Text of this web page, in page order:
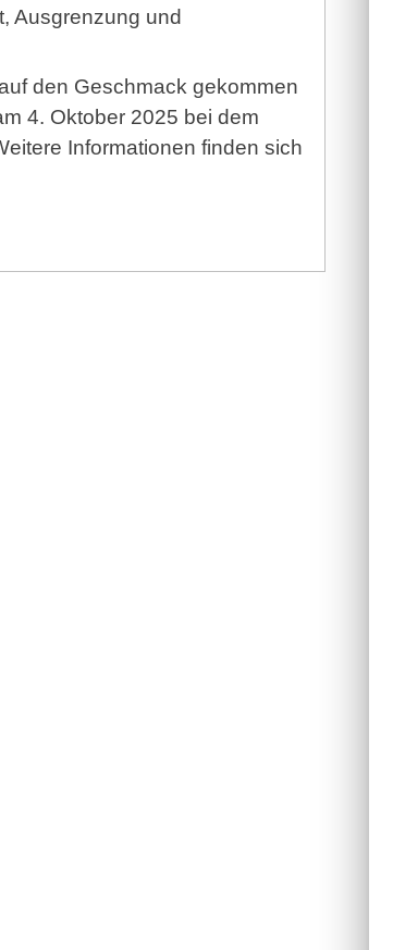
Ausgrenzung und
den Geschmack gekommen
4. Oktober 2025 bei dem
Informationen finden sich